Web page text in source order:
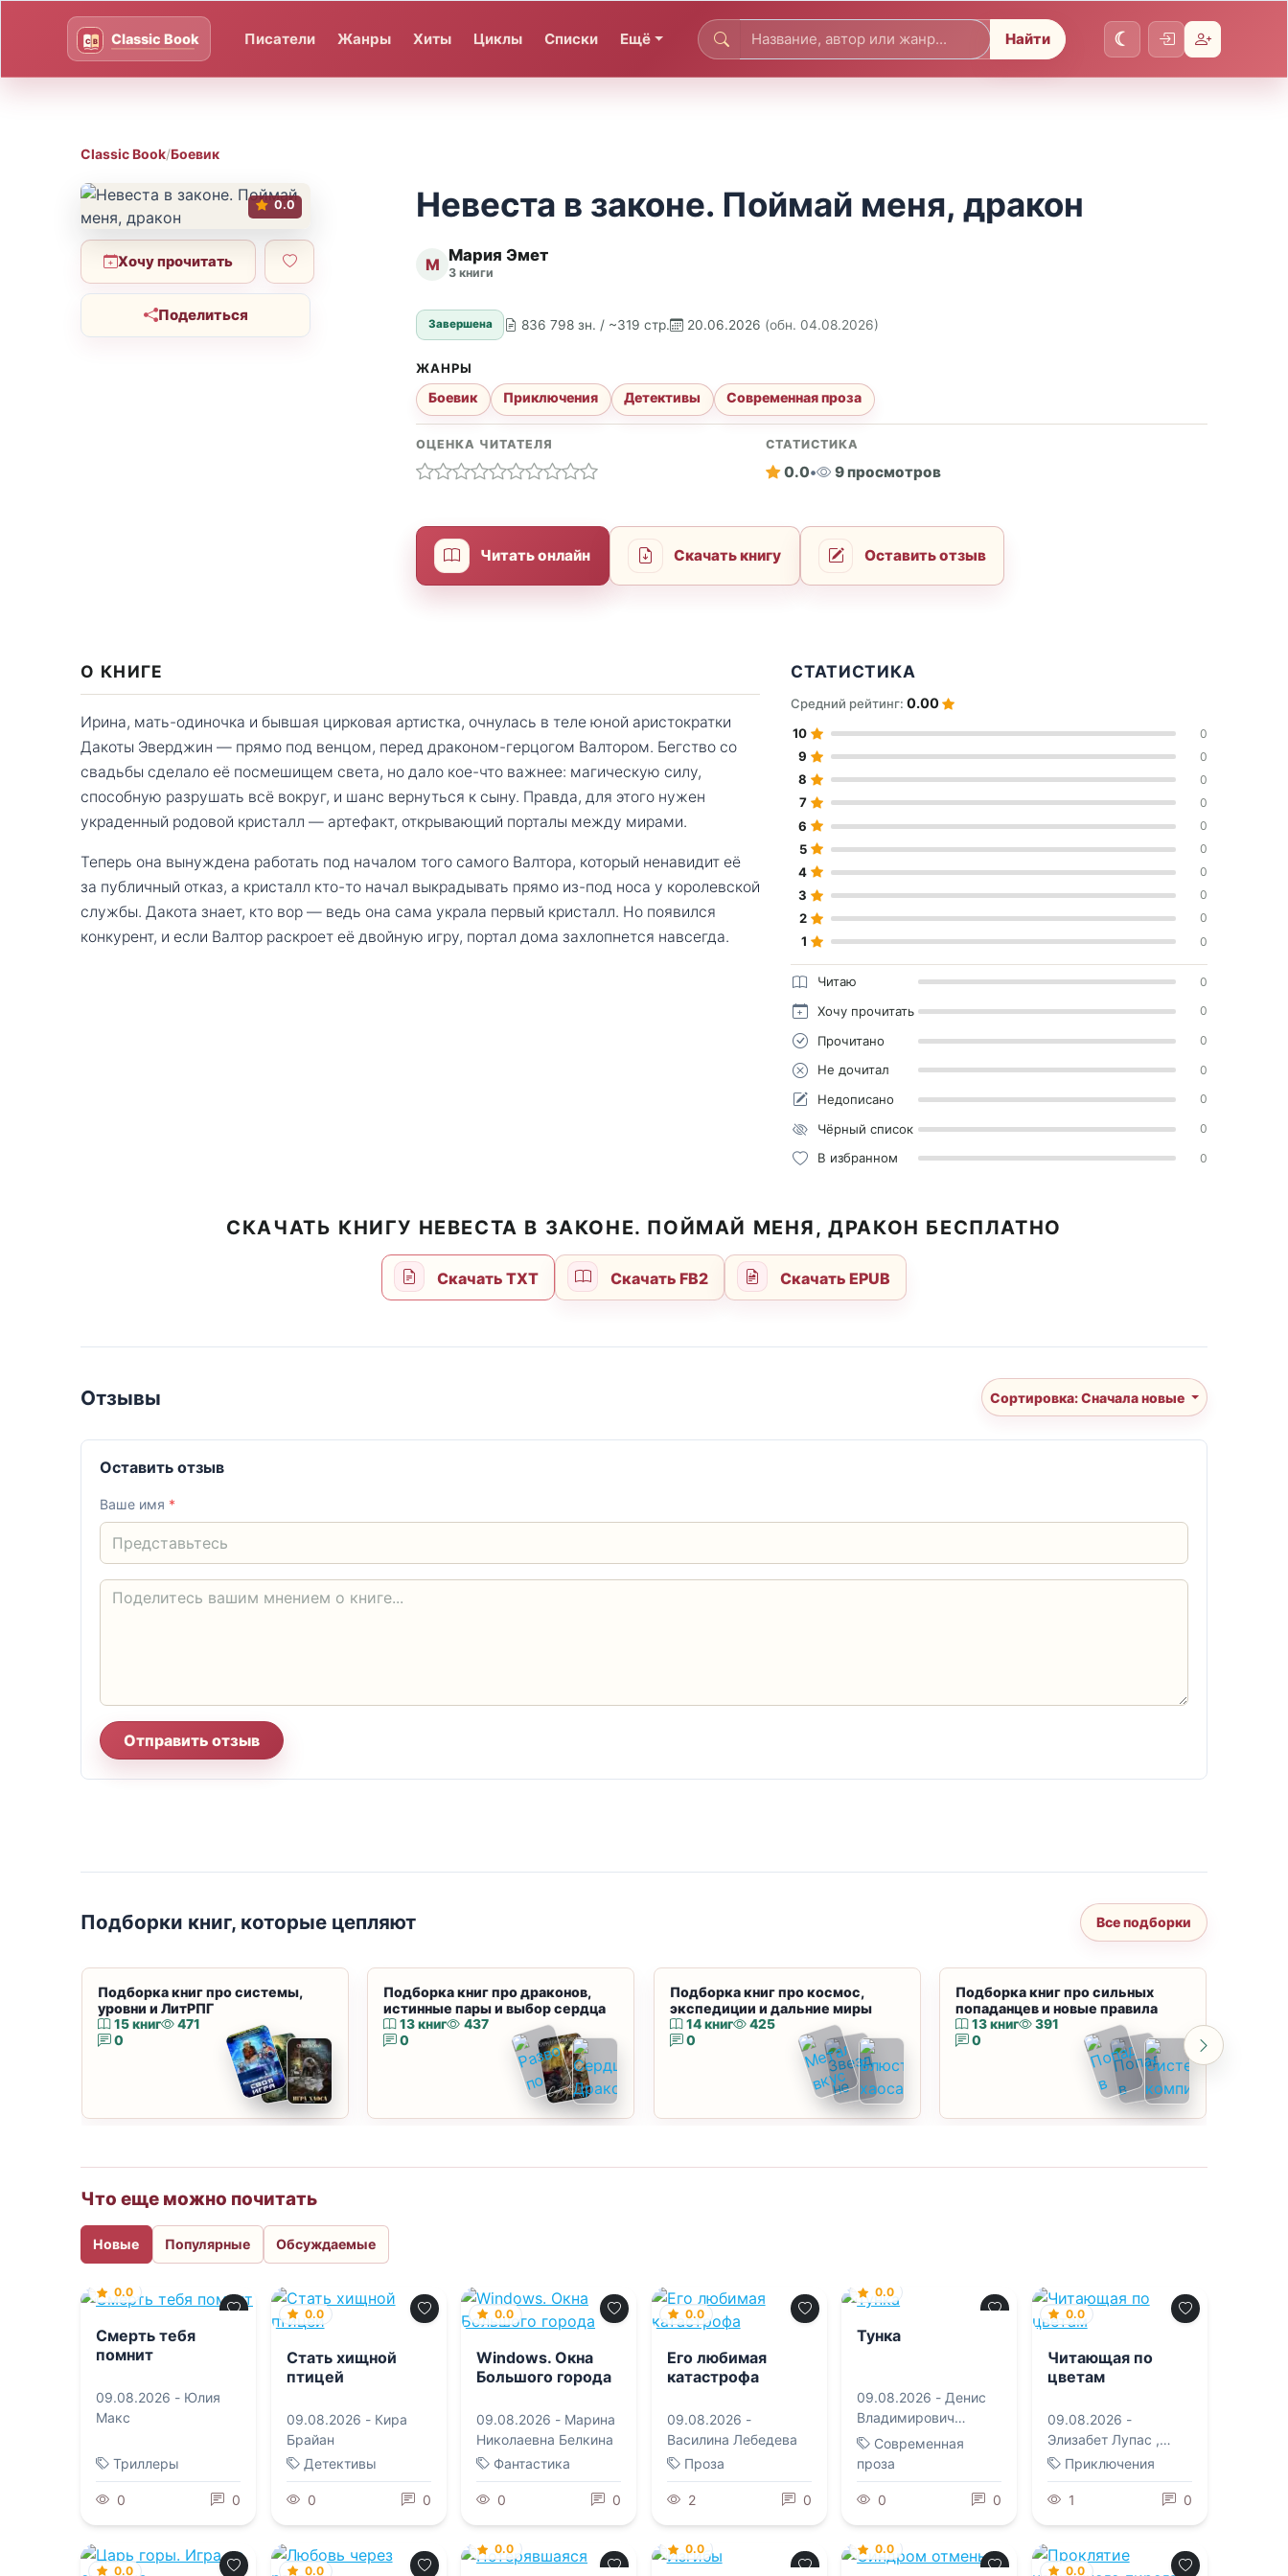
Писатели Жанры Хиты Циклы Списки Ещё Найти
Classic Book/Боевик
0.0
Хочу прочитать
Поделиться
Невеста в законе. Поймай меня, дракон
М Мария Эмет
3 книги
Завершена 836 798 зн. / ~319 стр. 20.06.2026 (обн. 04.08.2026)
ЖАНРЫ
Боевик Приключения Детективы Современная проза
ОЦЕНКА ЧИТАТЕЛЯ СТАТИСТИКА
0.0• 9 просмотров
Читать онлайн Скачать книгу Оставить отзыв
О КНИГЕ
Ирина, мать-одиночка и бывшая цирковая артистка, очнулась в теле юной аристократки
Дакоты Эверджин — прямо под венцом, перед драконом-герцогом Валтором. Бегство со
свадьбы сделало её посмешищем света, но дало кое-что важнее: магическую силу,
способную разрушать всё вокруг, и шанс вернуться к сыну. Правда, для этого нужен
украденный родовой кристалл — артефакт, открывающий порталы между мирами.
Теперь она вынуждена работать под началом того самого Валтора, который ненавидит её
за публичный отказ, а кристалл кто-то начал выкрадывать прямо из-под носа у королевской
службы. Дакота знает, кто вор — ведь она сама украла первый кристалл. Но появился
конкурент, и если Валтор раскроет её двойную игру, портал дома захлопнется навсегда.
СТАТИСТИКА
Средний рейтинг:0.00
10 0
9 0
8 0
7 0
6 0
5 0
4 0
3 0
2 0
1 0
Читаю 0
Хочу прочитать 0
Прочитано 0
Не дочитал 0
Недописано 0
Чёрный список 0
В избранном 0
СКАЧАТЬ КНИГУ НЕВЕСТА В ЗАКОНЕ. ПОЙМАЙ МЕНЯ, ДРАКОН БЕСПЛАТНО
Скачать TXT Скачать FB2 Скачать EPUB
Отзывы Сортировка: Сначала новые
Оставить отзыв
Ваше имя *
Отправить отзыв
Подборки книг, которые цепляют Все подборки
Подборка книг про системы,
уровни и ЛитРПГ
15 книг
471
0
Подборка книг про драконов,
истинные пары и выбор сердца
13 книг
437
0
Подборка книг про космос,
экспедиции и дальние миры
14 книг
425
0
Подборка книг про сильных
попаданцев и новые правила
13 книг
391
0
Что еще можно почитать
Новые Популярные Обсуждаемые
0.0
Смерть тебя
помнит
09.08.2026 - Юлия
Макс
Триллеры
0 0
0.0
Стать хищной
птицей
09.08.2026 - Кира
Брайан
Детективы
0 0
0.0
Windows. Окна
Большого города
09.08.2026 - Марина
Николаевна Белкина
Фантастика
0 0
0.0
Его любимая
катастрофа
09.08.2026 -
Василина Лебедева
Проза
2 0
0.0
Тунка
09.08.2026 - Денис
Владимирович
Гербер
Современная
проза
0 0
0.0
Читающая по
цветам
09.08.2026 -
Элизабет Лупас ,
Елена Сергеевна
Татищева
Приключения
1 0
0.0 0.0
0.0 0.0 0.0
0.0